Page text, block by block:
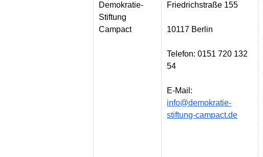
Demokratie-
Stiftung
Campact
Friedrichstraße 155
10117 Berlin
Telefon: 0151 720 132
54
E-Mail:
info@demokratie-
stiftung-campact.de